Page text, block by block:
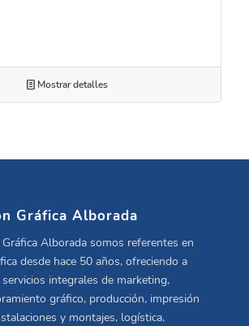
Mostrar detalles
Gráfica Alborada
Gráfica Alborada somos referentes en
desde hace 50 años, ofreciendo a
integrales de marketing,
gráfico, producción, impresión
y montajes, logística,